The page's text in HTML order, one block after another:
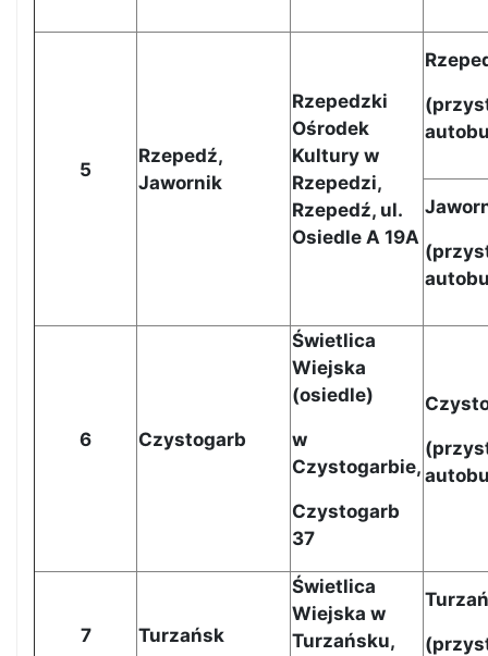
5
Rzepedź,
Jawornik
Rzepedzki
Ośrodek
Kultury w
Rzepedzi,
Rzepedź, ul.
Osiedle A 19A
6 Czystogarb
Świetlica
Wiejska
(osiedle)
w
Czystogarbie,
Czystogarb
37
(
7 Turzańsk
Świetlica
Wiejska w
Turzańsku,